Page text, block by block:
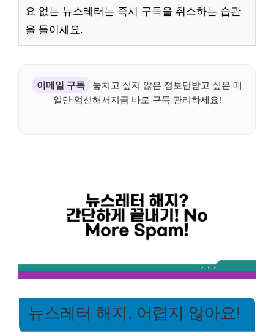
요 없는 뉴스레터는 즉시 구독을 취소하는 습관
을 들이세요.
이메일 구독
놓치고 싶지 않은 정보만받고 싶은 메
일만 엄선해서지금 바로 구독 관리하세요!
뉴스레터 해지, 어렵지 않아요!